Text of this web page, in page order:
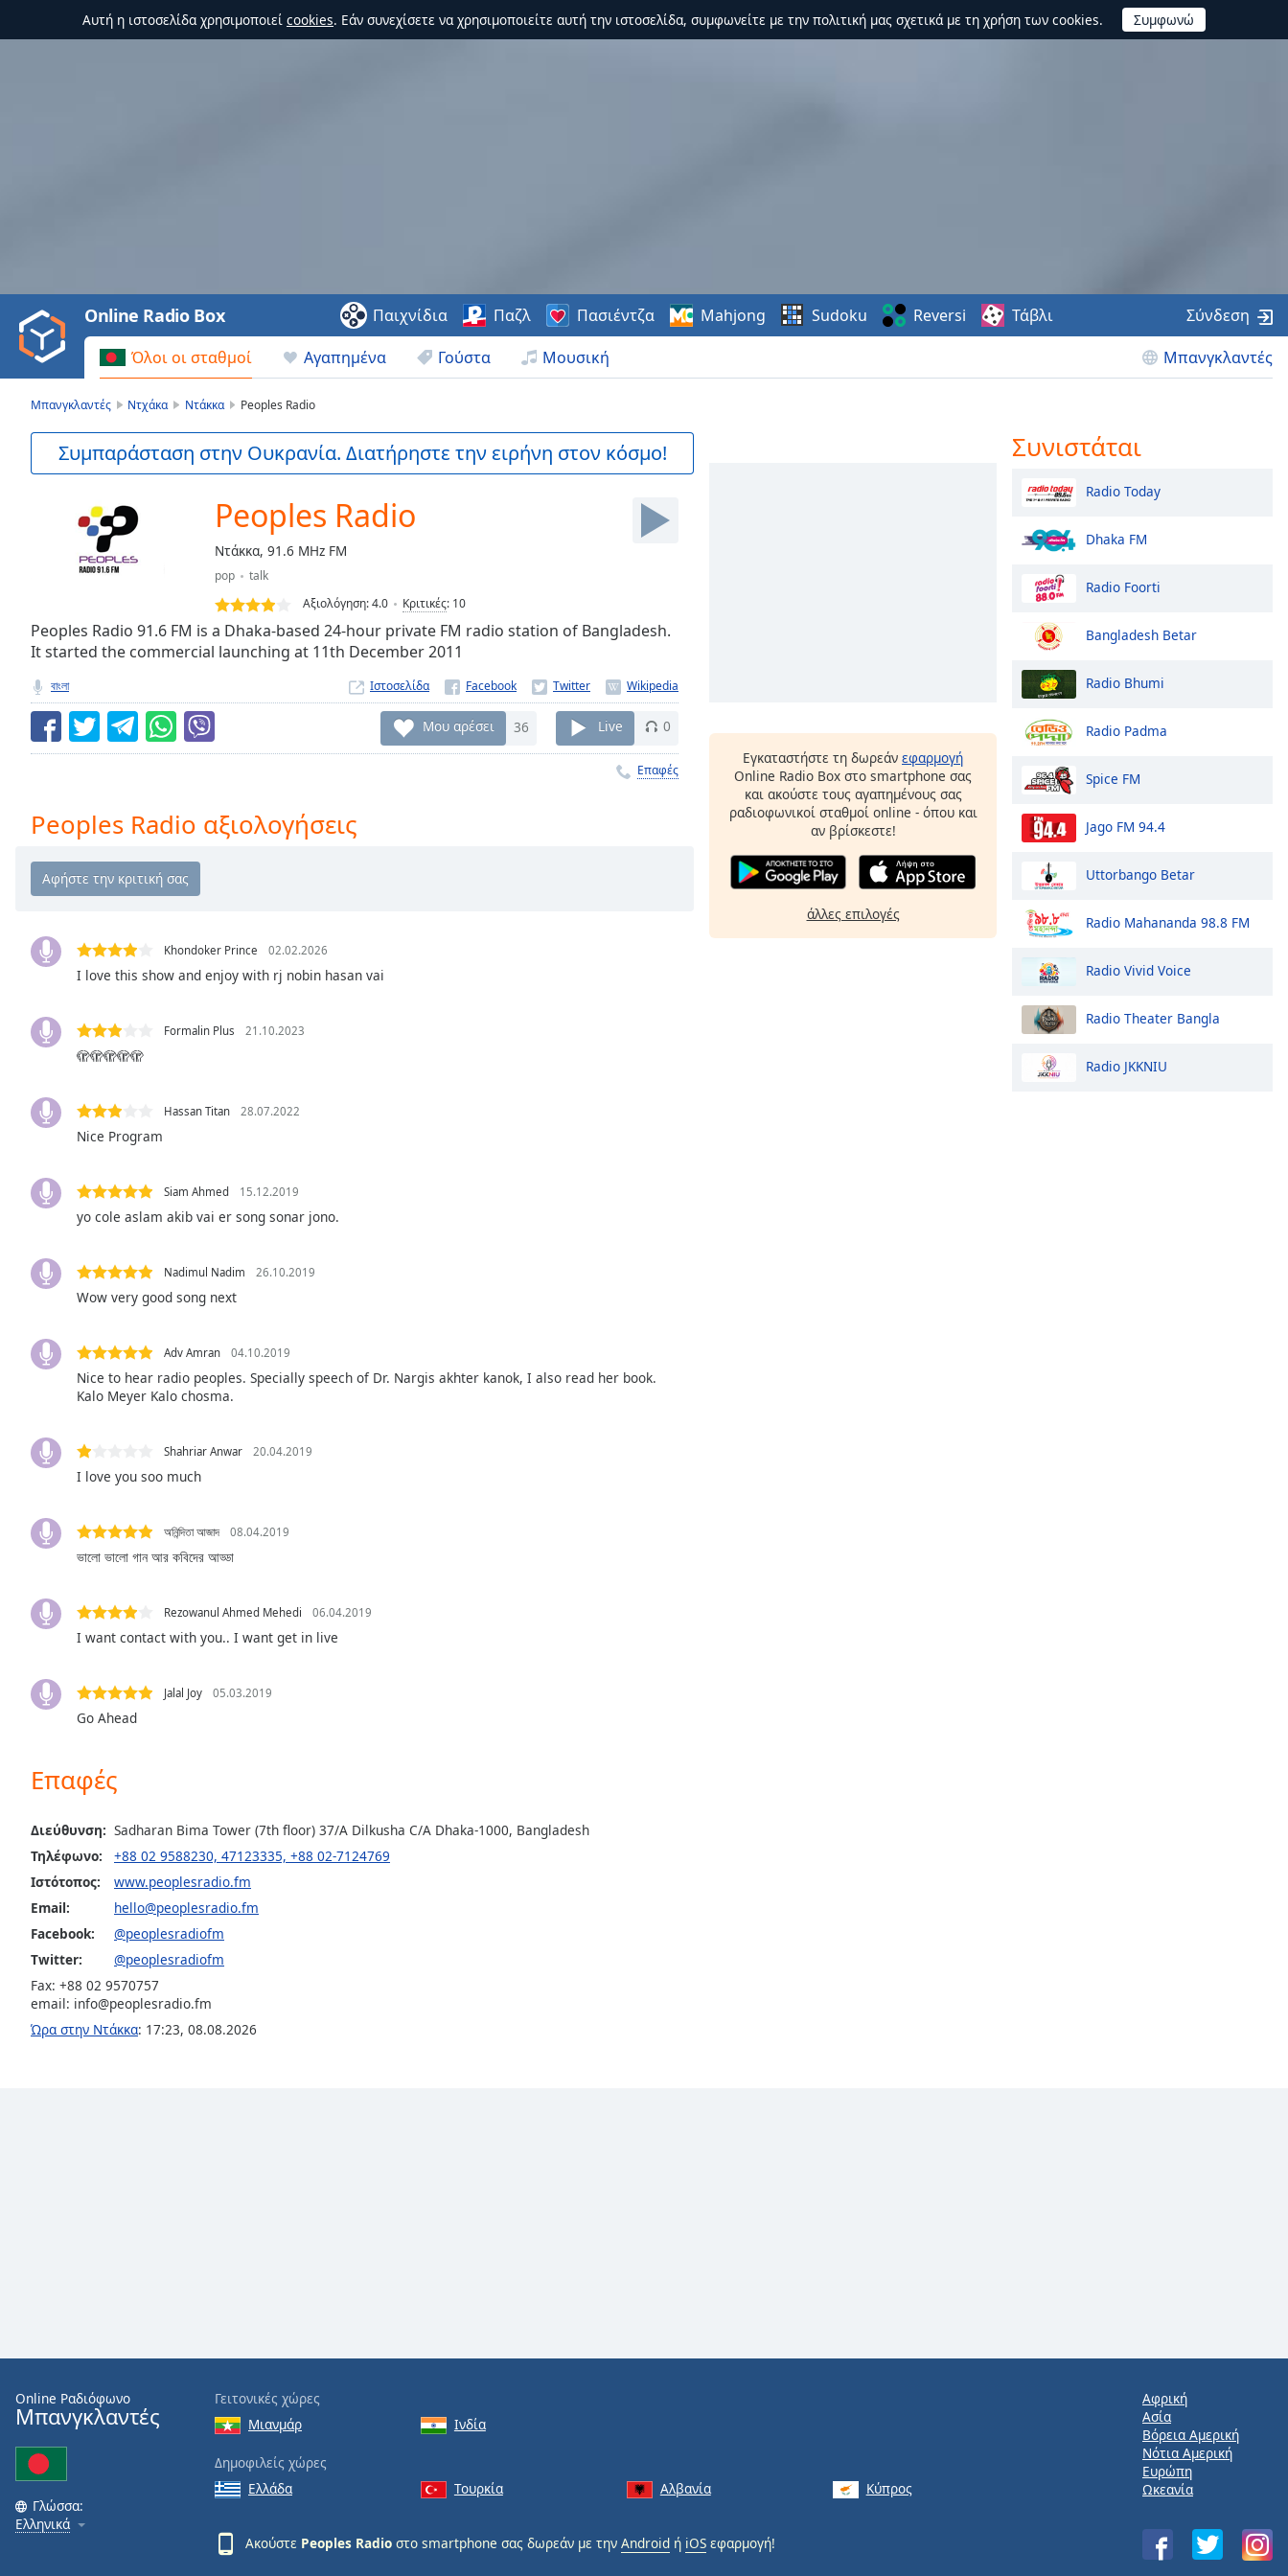
Αυτή η ιστοσελίδα χρησιμοποιεί cookies. Εάν συνεχίσετε να χρησιμοποιείτε αυτή την ιστοσελίδα, συμφωνείτε με την πολιτική μας σχετικά με τη χρήση των cookies.
Video
Play
Backward
Skip
Current
0:00
Seek to
currently
LIVE
Remaining
Rate
Chapters
Chapters
Descriptions
descriptions
selected
settings,
opens
settings
dialog
subtitles
selected
Picture-
in-
Beginning
window.
Escape
cancel
Color
Opacity
Background
Color
Opacity
Edge
Family
Reset
Done
Όλοι οι σταθμοί Αγαπημένα Γούστα Μουσική Μπανγκλαντές
Online Radio Box Παιχνίδια Παζλ Πασιέντζα Mahjong Sudoku Reversi Τάβλι Σύνδεση
Μπανγκλαντές Ντχάκα Ντάκκα Peoples Radio
Συμπαράσταση στην Ουκρανία. Διατήρηστε την ειρήνη στον κόσμο!
Peoples Radio
Ντάκκα, 91.6 MHz FM
pop
talk
Αξιολόγηση:4.0 Κριτικές: 10
Peoples Radio 91.6 FM is a Dhaka-based 24-hour private FM radio station of Bangladesh.
It started the commercial launching at 11th December 2011
বাংলা Ιστοσελίδα
Μου αρέσει 36 Live 0
Επαφές
Peoples Radio αξιολογήσεις
Khondoker Prince 02.02.2026
I love this show and enjoy with rj nobin hasan vai
Formalin Plus 21.10.2023
🫣🫣🫣🫣🫣
Hassan Titan 28.07.2022
Nice Program
Siam Ahmed 15.12.2019
yo cole aslam akib vai er song sonar jono.
Nadimul Nadim 26.10.2019
Wow very good song next
Adv Amran 04.10.2019
Nice to hear radio peoples. Specially speech of Dr. Nargis akhter kanok, I also read her book.
Kalo Meyer Kalo chosma.
Shahriar Anwar 20.04.2019
I love you soo much
অনিন্দিতা আজাদ 08.04.2019
ভালো ভালো গান আর কবিদের আড্ডা
Rezowanul Ahmed Mehedi 06.04.2019
I want contact with you.. I want get in live
Jalal Joy 05.03.2019
Go Ahead
Επαφές
Διεύθυνση: Sadharan Bima Tower (7th floor) 37/A Dilkusha C/A Dhaka-1000, Bangladesh
Τηλέφωνο:
+88 02 9588230, 47123335, +88 02-7124769
Ιστότοπος:
www.peoplesradio.fm
Email:
hello@peoplesradio.fm
Facebook:
@peoplesradiofm
Twitter:
@peoplesradiofm
Fax: +88 02 9570757
email: info@peoplesradio.fm
Ώρα στην Ντάκκα: 17:23, 08.08.2026
Εγκαταστήστε τη δωρεάν εφαρμογή
Online Radio Box στο smartphone σας
και ακούστε τους αγαπημένους σας
ραδιοφωνικοί σταθμοί online - όπου και
αν βρίσκεστε!
άλλες επιλογές
Συνιστάται
Radio Today
Dhaka FM
Radio Foorti
Bangladesh Betar
Radio Bhumi
Radio Padma
Spice FM
Jago FM 94.4
Uttorbango Betar
Radio Mahananda 98.8 FM
Radio Vivid Voice
Radio Theater Bangla
Radio JKKNIU
Online Ραδιόφωνο
Μπανγκλαντές
Γλώσσα:
Ελληνικά
Γειτονικές χώρες
Μιανμάρ
Ινδία
Δημοφιλείς χώρες
Ελλάδα
Τουρκία Αλβανία Κύπρος
Ακούστε Peoples Radio στο smartphone σας δωρεάν με την Android ή iOS εφαρμογή!
Αφρική
Ασία
Βόρεια Αμερική
Νότια Αμερική
Ευρώπη
Ωκεανία